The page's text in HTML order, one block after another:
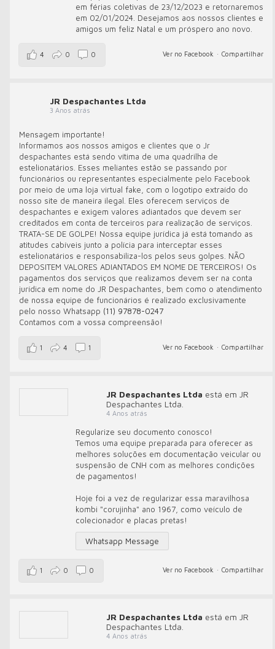
em férias coletivas de 23/12/2023 e retornaremos
em 02/01/2024. Desejamos aos nossos clientes e
amigos um feliz Natal e um próspero ano novo.
Ver no Facebook · Compartilhar
4 0 0
JR Despachantes Ltda
3 Anos atrás
Mensagem importante!
Informamos aos nossos amigos e clientes que o Jr
despachantes está sendo vítima de uma quadrilha de
estelionatários. Esses meliantes estão se passando por
funcionários ou representantes especialmente pelo Facebook
por meio de uma loja virtual fake, com o logotipo extraído do
nosso site de maneira ilegal. Eles oferecem serviços de
despachantes e exigem valores adiantados que devem ser
creditados em conta de terceiros para realização de serviços.
TRATA-SE DE GOLPE! Nossa equipe jurídica já está tomando as
atitudes cabíveis junto a polícia para interceptar esses
estelionatários e responsabiliza-los pelos seus golpes. NÃO
DEPOSITEM VALORES ADIANTADOS EM NOME DE TERCEIROS! Os
pagamentos dos serviços que realizamos devem ser na conta
jurídica em nome do JR Despachantes, bem como o atendimento
de nossa equipe de funcionários é realizado exclusivamente
pelo nosso Whatsapp (11) 97878-0247
Contamos com a vossa compreensão!
Ver no Facebook · Compartilhar
1 4 1
JR Despachantes Ltda está em JR
Despachantes Ltda.
4 Anos atrás
Regularize seu documento conosco!
Temos uma equipe preparada para oferecer as
melhores soluções em documentação veicular ou
suspensão de CNH com as melhores condições
de pagamentos!
Hoje foi a vez de regularizar essa maravilhosa
kombi "corujinha" ano 1967, como veículo de
colecionador e placas pretas!
Whatsapp Message
Ver no Facebook · Compartilhar
1 0 0
JR Despachantes Ltda está em JR
Despachantes Ltda.
4 Anos atrás